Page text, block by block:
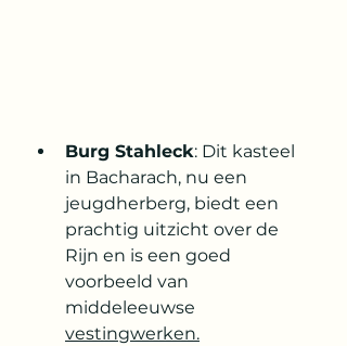
Burg Stahleck: Dit kasteel
in Bacharach, nu een
jeugdherberg, biedt een
prachtig uitzicht over de
Rijn en is een goed
voorbeeld van
middeleeuwse
vestingwerken.